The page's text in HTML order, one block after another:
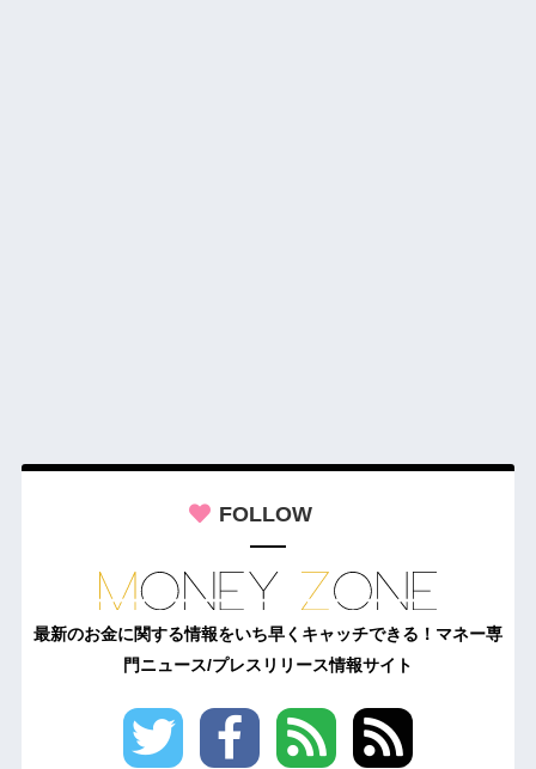
FOLLOW
最新のお金に関する情報をいち早くキャッチできる！マネー専
門ニュース/プレスリリース情報サイト